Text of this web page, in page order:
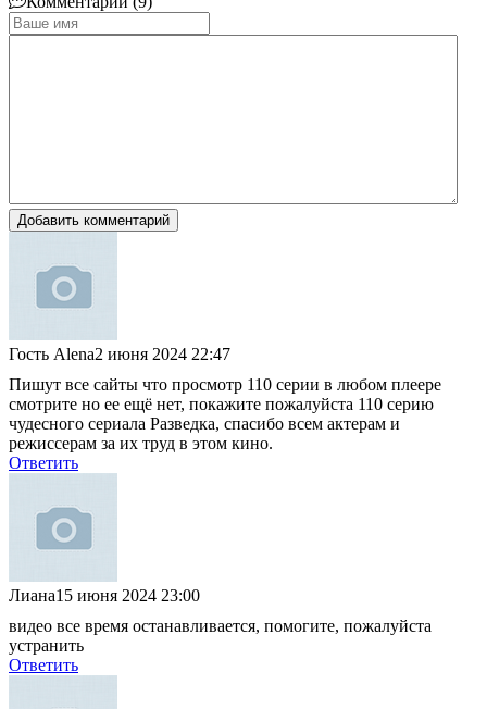
Добавить комментарий
Гость Alena2 июня 2024 22:47
Пишут все сайты что просмотр 110 серии в любом плеере
смотрите но ее ещё нет, покажите пожалуйста 110 серию
чудесного сериала Разведка, спасибо всем актерам и
режиссерам за их труд в этом кино.
Ответить
Лиана15 июня 2024 23:00
видео все время останавливается, помогите, пожалуйста
устранить
Ответить